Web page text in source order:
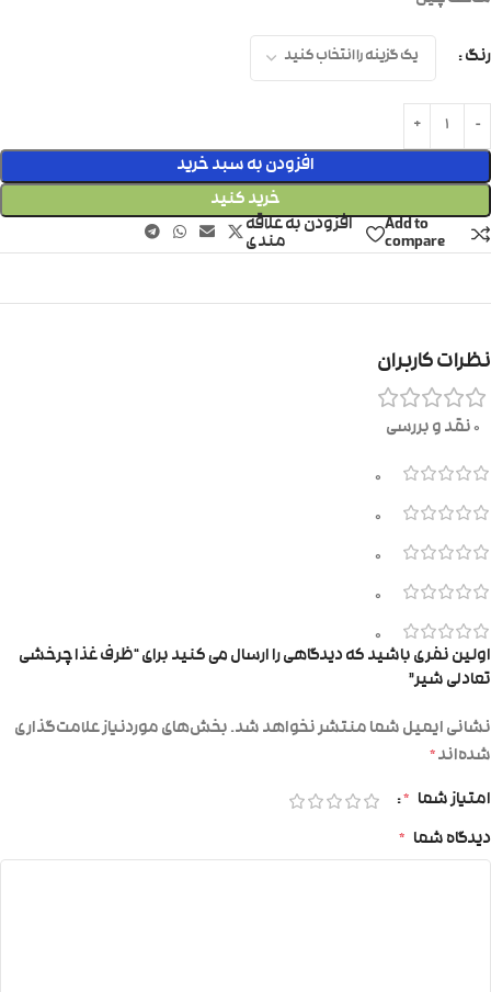
رنگ
افزودن به سبد خرید
خرید کنید
Add to
compare
افزودن به علاقه
مندی
نظرات کاربران
0 نقد و بررسی
0
0
0
0
0
اولین نفری باشید که دیدگاهی را ارسال می کنید برای “ظرف غذا چرخشی
تعادلی شیر”
نشانی ایمیل شما منتشر نخواهد شد.بخش‌های موردنیاز علامت‌گذاری
شده‌اند*
امتیاز شما *
دیدگاه شما *